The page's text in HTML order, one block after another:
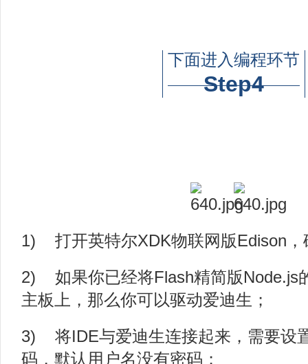
下面进入编程环节
Step4
1) 打开英特尔XDK物联网版Edison，
2) 如果你已经将Flash精简版Node.js
主板上，那么你可以驱动爱迪生；
3) 将IDE与爱迪生连接起来，需要设
码，默认用户名没有密码；